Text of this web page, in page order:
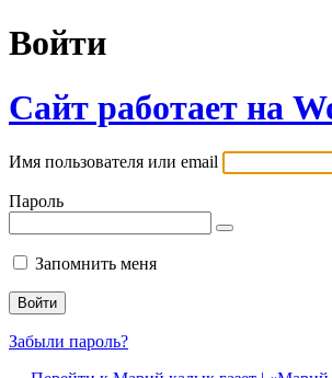
Войти
Сайт работает на
Имя пользователя или email
Пароль
Запомнить меня
Забыли пароль?